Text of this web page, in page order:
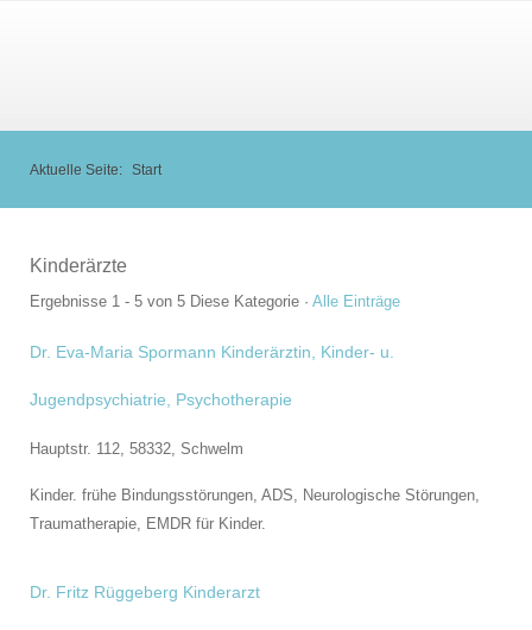
Aktuelle Seite: Start
Kinderärzte
Ergebnisse 1 - 5 von 5 Diese Kategorie · Alle Einträge
Dr. Eva-Maria Spormann Kinderärztin, Kinder- u.
Jugendpsychiatrie, Psychotherapie
Hauptstr. 112, 58332, Schwelm
Kinder. frühe Bindungsstörungen, ADS, Neurologische Störungen,
Traumatherapie, EMDR für Kinder.
Dr. Fritz Rüggeberg Kinderarzt